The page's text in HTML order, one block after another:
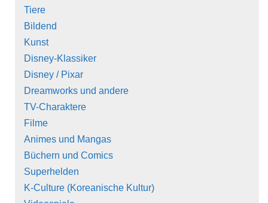
Tiere
Bildend
Kunst
Disney-Klassiker
Disney / Pixar
Dreamworks und andere
TV-Charaktere
Filme
Animes und Mangas
Büchern und Comics
Superhelden
K-Culture (Koreanische Kultur)